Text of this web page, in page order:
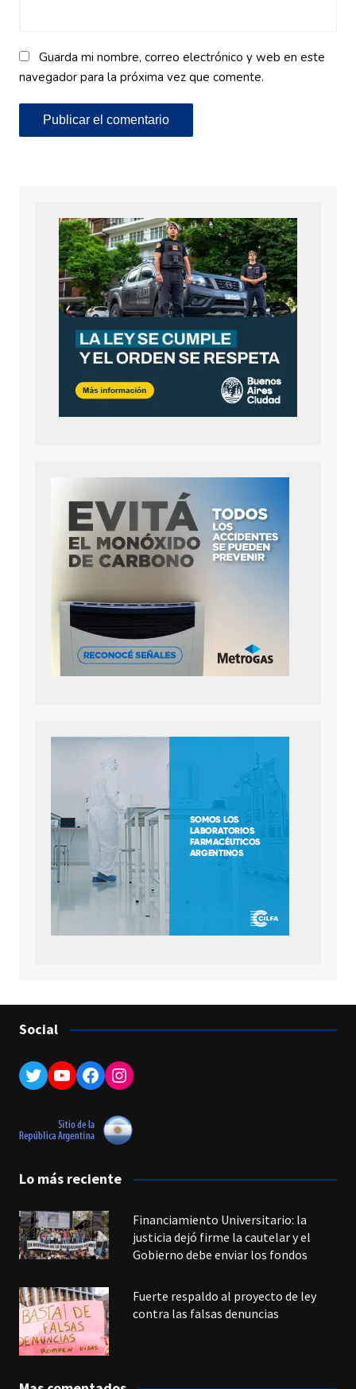
Guarda mi nombre, correo electrónico y web en este
navegador para la próxima vez que comente.
Social
Twitter
YouTube
Facebook
Instagram
Lo más reciente
Financiamiento Universitario: la
justicia dejó firme la cautelar y el
Gobierno debe enviar los fondos
Fuerte respaldo al proyecto de ley
contra las falsas denuncias